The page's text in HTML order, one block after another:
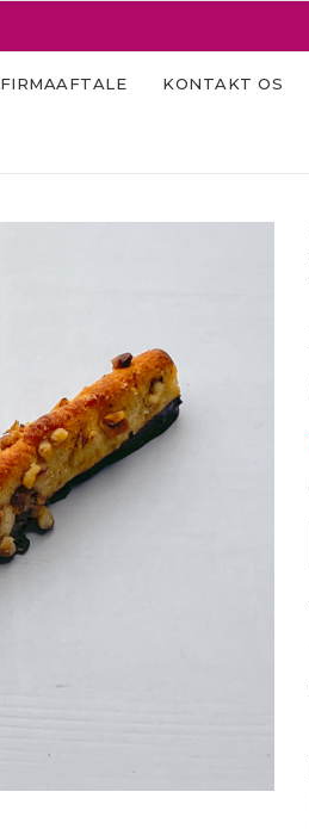
FIRMAAFTALE KONTAKT OS